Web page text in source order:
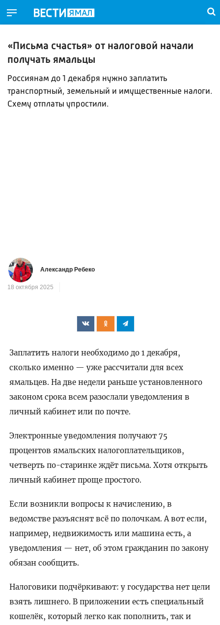
«Письма счастья» от налоговой начали
получать ямальцы
Россиянам до 1 декабря нужно заплатить
транспортный, земельный и имущественные налоги.
Схему отплаты упростили.
Александр Ребеко
18 октября 2025
Заплатить налоги необходимо до 1 декабря,
сколько именно — уже рассчитали для всех
ямальцев. На две недели раньше установленного
законом срока всем разослали уведомления в
личный кабинет или по почте.
Электронные уведомления получают 75
процентов ямальских налогоплательщиков,
четверть по-старинке ждёт письма. Хотя открыть
личный кабинет проще простого.
Если возникли вопросы к начислению, в
ведомстве разъяснят всё по полочкам. А вот если,
например, недвижимость или машина есть, а
уведомления — нет, об этом гражданин по закону
обязан сообщить.
Налоговики подчёркивают: у государства нет цели
взять лишнего. В приложении есть специальный
кошелёк, который легко как пополнить, так и